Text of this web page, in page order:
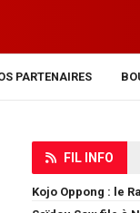
PARTENAIRES
FIL INFO
Kojo Oppong : le